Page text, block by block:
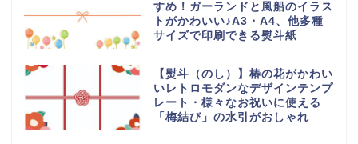
すめ！ガーランドと風船のイラス
トがかわいい♪A3・A4、他多種
サイズで印刷できる熨斗紙
【熨斗（のし）】椿の花がかわい
いレトロモダンなデザインテンプ
レート・様々なお祝いに使える
「梅結び」の水引がおしゃれ